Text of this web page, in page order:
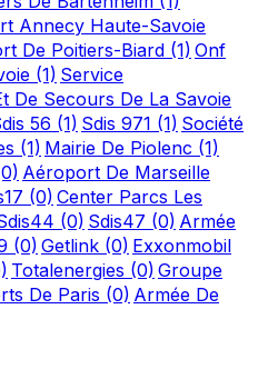
Annecy Haute-Savoie
De Poitiers-Biard (1) Onf
(1) Service
De Secours De La Savoie
56 (1) Sdis 971 (1) Société
(1) Mairie De Piolenc (1)
Aéroport De Marseille
(0) Center Parcs Les
(0) Sdis47 (0) Armée
(0) Getlink (0) Exxonmobil
Totalenergies (0) Groupe
De Paris (0) Armée De